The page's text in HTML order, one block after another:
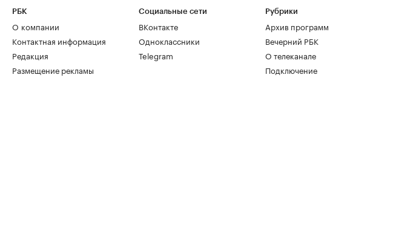
РБК
О компании
Контактная информация
Редакция
Размещение рекламы
Социальные сети
ВКонтакте
Одноклассники
Telegram
Рубрики
Архив программ
Вечерний РБК
О телеканале
Подключение